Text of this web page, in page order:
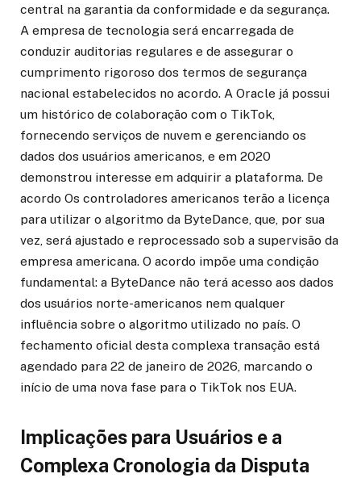
central na garantia da conformidade e da segurança.
A empresa de tecnologia será encarregada de
conduzir auditorias regulares e de assegurar o
cumprimento rigoroso dos termos de segurança
nacional estabelecidos no acordo. A Oracle já possui
um histórico de colaboração com o TikTok,
fornecendo serviços de nuvem e gerenciando os
dados dos usuários americanos, e em 2020
demonstrou interesse em adquirir a plataforma. De
acordo Os controladores americanos terão a licença
para utilizar o algoritmo da ByteDance, que, por sua
vez, será ajustado e reprocessado sob a supervisão da
empresa americana. O acordo impõe uma condição
fundamental: a ByteDance não terá acesso aos dados
dos usuários norte-americanos nem qualquer
influência sobre o algoritmo utilizado no país. O
fechamento oficial desta complexa transação está
agendado para 22 de janeiro de 2026, marcando o
início de uma nova fase para o TikTok nos EUA.
Implicações para Usuários e a
Complexa Cronologia da Disputa